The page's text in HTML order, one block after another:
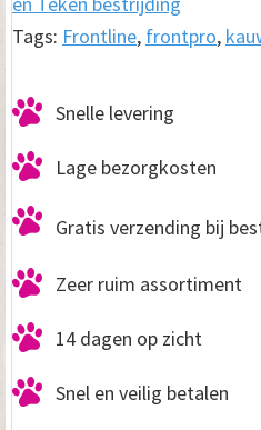
Tags: Frontline, frontpro,
Snelle levering
Lage bezorgkosten
Gratis verzending bij
Zeer ruim assortiment
14 dagen op zicht
Snel en veilig betalen